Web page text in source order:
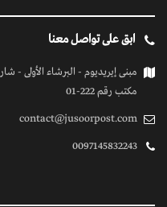
ابق على تواصل معنا
مبنى إيريديوم - البرشاء الأولى -
مكتب رقم 222-01
contact@jusoorpost.com
0097145832243